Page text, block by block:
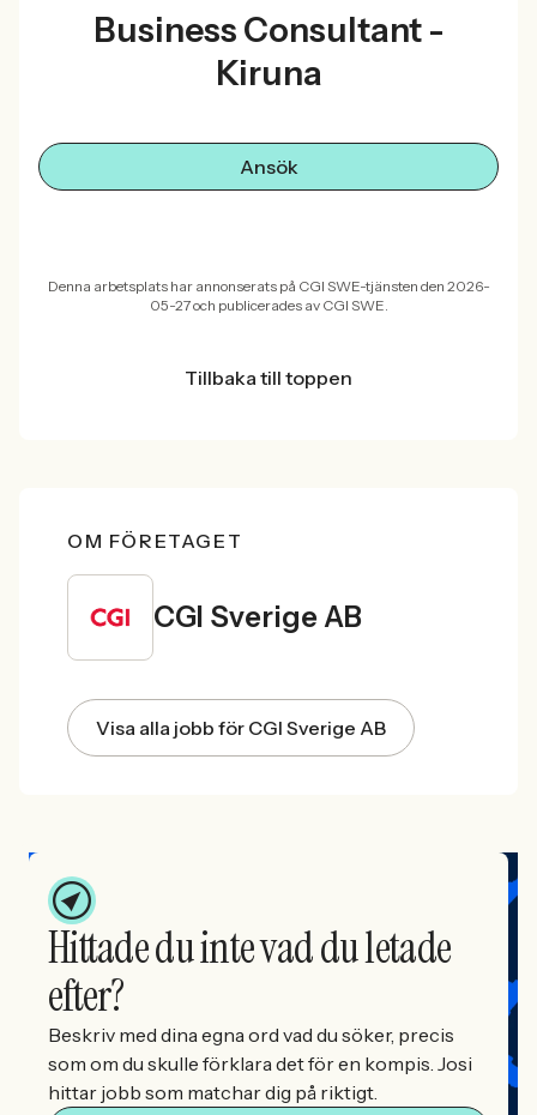
Business Consultant -
Kiruna
Ansök
Denna arbetsplats har annonserats på CGI SWE-tjänsten den 2026-
05-27 och publicerades av CGI SWE.
Tillbaka till toppen
OM FÖRETAGET
CGI Sverige AB
Visa alla jobb för CGI Sverige AB
Hittade du inte vad du letade
efter?
Beskriv med dina egna ord vad du söker, precis
som om du skulle förklara det för en kompis. Josi
hittar jobb som matchar dig på riktigt.